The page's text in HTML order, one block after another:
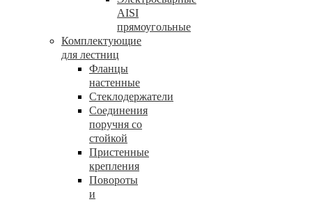
AISI
прямоугольные
Комплектующие
для лестниц
Фланцы
настенные
Стеклодержатели
Соединения
поручня со
стойкой
Пристенные
крепления
Повороты
и